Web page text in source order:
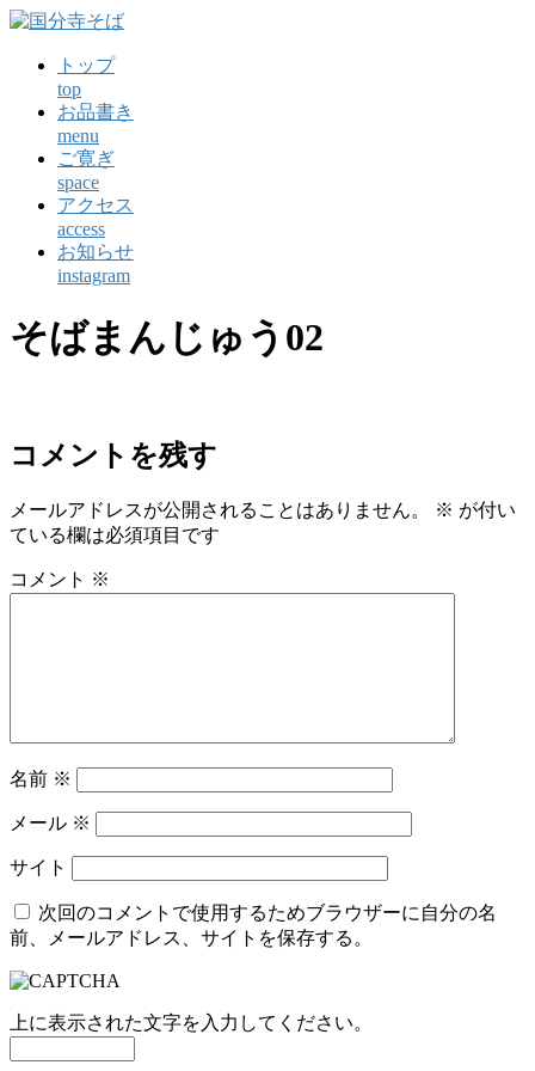
コ
トップ
top
お品書き
menu
ご寛ぎ
space
アクセス
access
お知らせ
instagram
そばまんじゅう02
コメントを残す
メールアドレスが公開されることはありません。 ※ が付い
ている欄は必須項目です
コメント ※
名前 ※
メール ※
サイト
次回のコメントで使用するためブラウザーに自分の名
前、メールアドレス、サイトを保存する。
上に表示された文字を入力してください。